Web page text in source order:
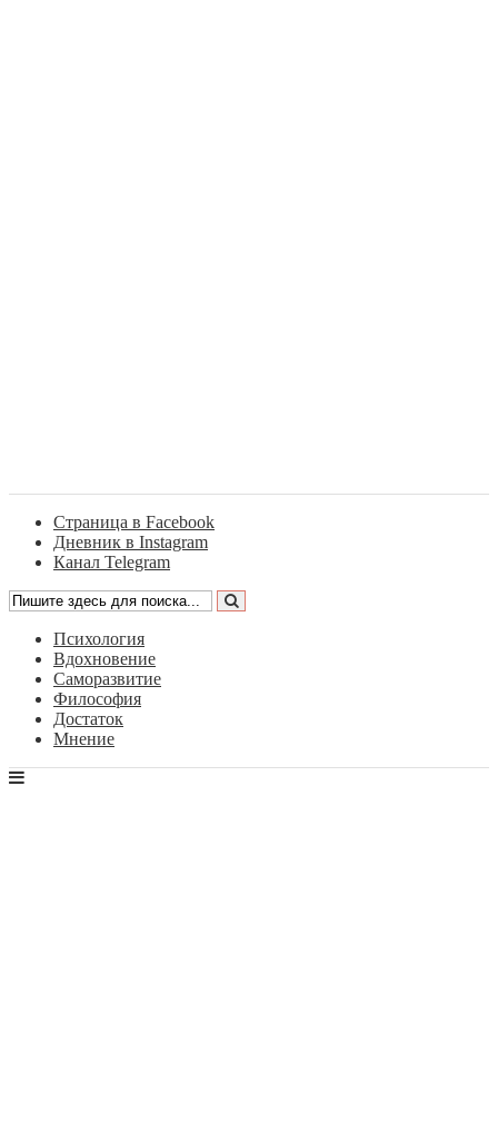
Страница в Facebook
Дневник в Instagram
Канал Telegram
Психология
Вдохновение
Саморазвитие
Философия
Достаток
Мнение